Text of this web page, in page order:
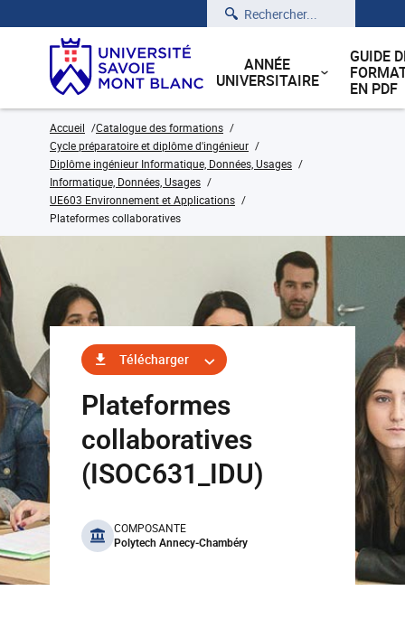
Rechercher
ANNÉE
UNIVERSITAIRE
GUIDE
EN PDF
Accueil
Catalogue des formations
Cycle préparatoire et diplôme d'ingénieur
Diplôme ingénieur Informatique, Données, Usages
Informatique, Données, Usages
UE603 Environnement et Applications
Plateformes collaboratives
Télécharger
Plateformes
collaboratives
(ISOC631_IDU)
benefits
COMPOSANTE
Polytech Annecy-Chambéry